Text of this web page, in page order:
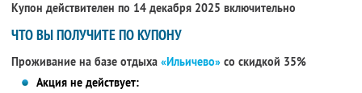
Купон действителен по 14 декабря 2025 включительно
ЧТО ВЫ ПОЛУЧИТЕ ПО КУПОНУ
Проживание на базе отдыха «Ильичево» со скидкой 35%
Акция не действует: